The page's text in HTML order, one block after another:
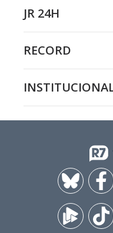
JR 24H
RECORD